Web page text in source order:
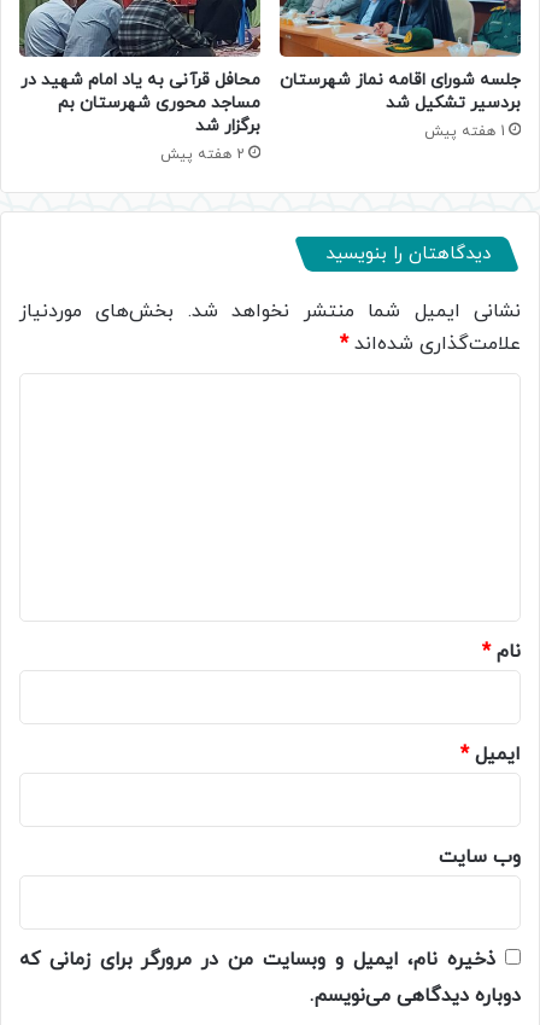
جلسه شورای اقامه نماز شهرستان
بردسیر تشکیل شد
1 هفته پیش
محافل قرآنی به یاد امام شهید در
مساجد محوری شهرستان بم
برگزار شد
2 هفته پیش
دیدگاهتان را بنویسید
نشانی ایمیل شما منتشر نخواهد شد. بخش‌های موردنیاز
علامت‌گذاری شده‌اند*
نام*
ایمیل*
وب‌ سایت
ذخیره نام، ایمیل و وبسایت من در مرورگر برای زمانی که
دوباره دیدگاهی می‌نویسم.